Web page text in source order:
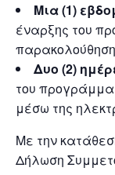
Μια (1)
έναρξης του
Δυο (2)
του
μέσω της
Με την
Δήλωση